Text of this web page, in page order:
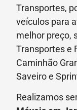
Transportes,
veículos para
melhor preço,
Transportes e
Caminhão
Saveiro e
Realizamos